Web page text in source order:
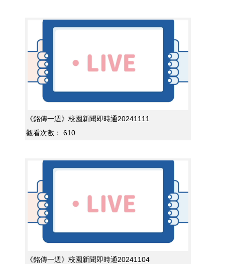
《銘傳一週》校園新聞即時通20241111
觀看次數：
610
《銘傳一週》校園新聞即時通20241104